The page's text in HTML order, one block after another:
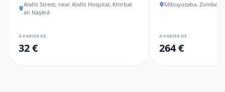
Alahli Street, near Alahli Hospital, Khirbat
an Naşārá
À PARTIR DE
32 €
Mibuyusaba, Zombe
À PARTIR DE
264 €